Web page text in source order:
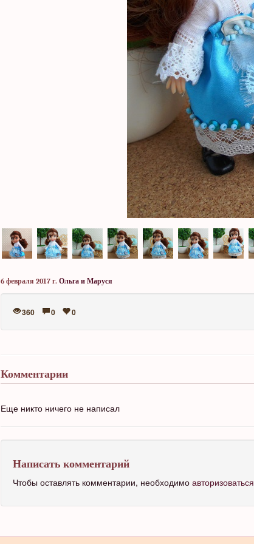
6 февраля 2017 г. Ольга и Маруся
360 0 0
Комментарии
Еще никто ничего не написал
Написать комментарий
Чтобы оставлять комментарии, необходимо авторизоваться